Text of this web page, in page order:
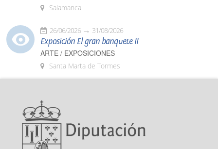
Salamanca
26/06/2026 31/08/2026
Exposición El gran banquete II
ARTE / EXPOSICIONES
Santa Marta de Tormes